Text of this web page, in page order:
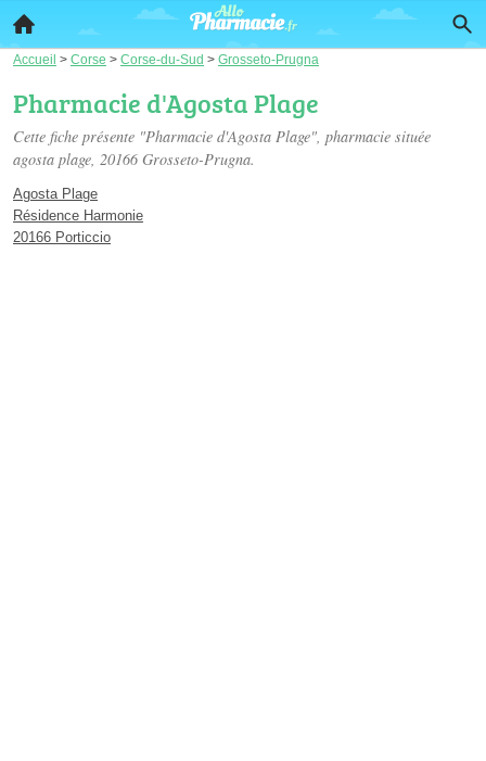
Accueil > Corse > Corse-du-Sud > Grosseto-Prugna
Pharmacie d'Agosta Plage
Cette fiche présente "Pharmacie d'Agosta Plage", pharmacie située
agosta plage, 20166 Grosseto-Prugna.
Agosta Plage
Résidence Harmonie
20166 Porticcio